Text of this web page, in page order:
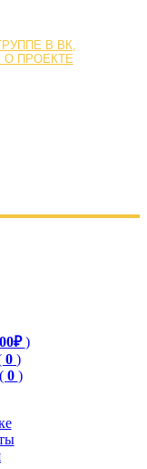
В ВК,
ПРОЕКТЕ
)
0 )
0 )